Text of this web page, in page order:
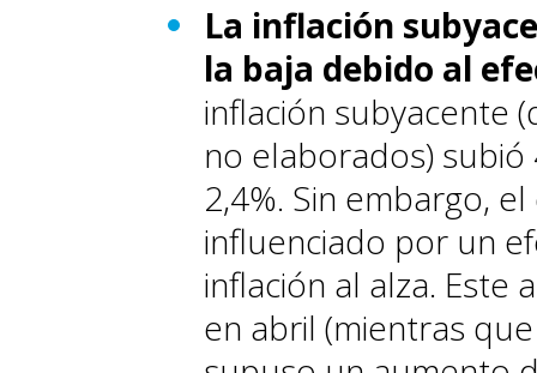
La inflación
la baja debido al
inflación subyacente
no elaborados)
2,4%. Sin embargo,
influenciado por un
inflación al alza. Este
en abril (mientras